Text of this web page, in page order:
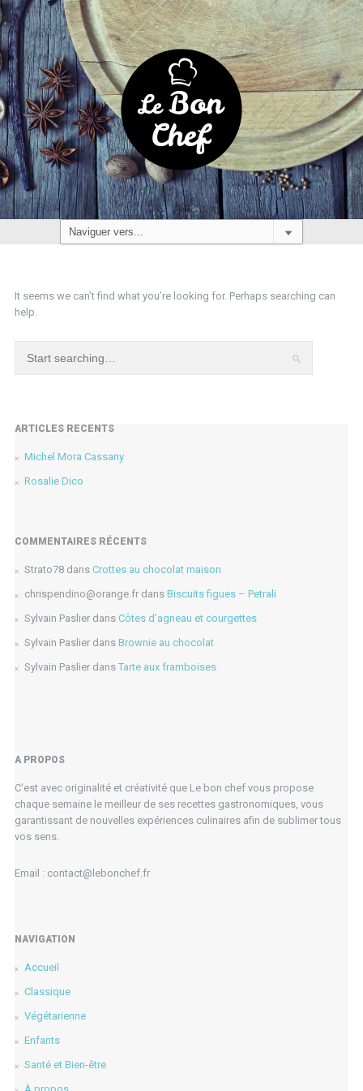
It seems we can’t find what you’re looking for. Perhaps searching can
help.
ARTICLES RÉCENTS
Michel Mora Cassany
Rosalie Dico
COMMENTAIRES RÉCENTS
Strato78dans Crottes au chocolat maison
chrispendino@orange.frdans Biscuits figues – Petrali
Sylvain Paslierdans Côtes d’agneau et courgettes
Sylvain Paslierdans Brownie au chocolat
Sylvain Paslierdans Tarte aux framboises
A PROPOS
C'est avec originalité et créativité que Le bon chef vous propose
chaque semaine le meilleur de ses recettes gastronomiques, vous
garantissant de nouvelles expériences culinaires afin de sublimer tous
vos sens.
Email : contact@lebonchef.fr
NAVIGATION
Accueil
Classique
Végétarienne
Enfants
Santé et Bien-être